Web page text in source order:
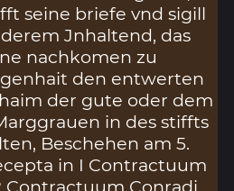
seine briefe vnd sigill
Jnhaltend, das
nachkomen zu
den entwerten
der gute oder dem
in des stiffts
Beschehen am 5.
in I Contractuum
Contractuum Conradi